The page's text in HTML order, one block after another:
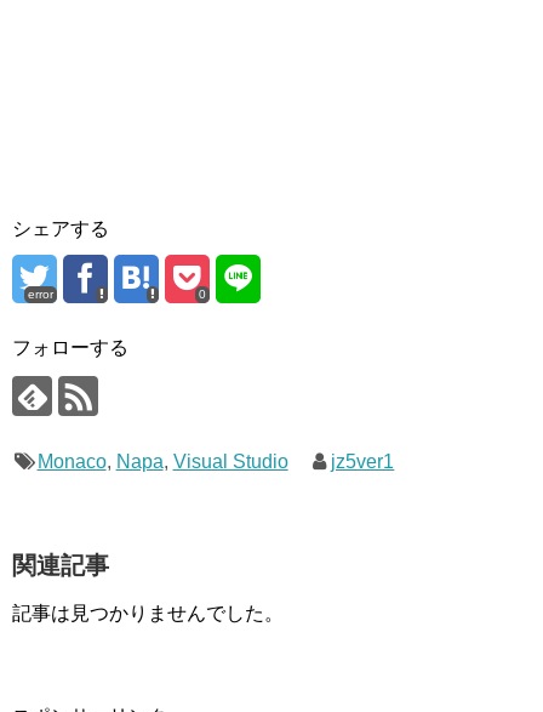
シェアする
error 0
フォローする
Monaco, Napa, Visual Studio jz5ver1
関連記事
記事は見つかりませんでした。